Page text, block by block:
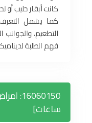
كانت أبقار حليب أو
كما يشمل التعرف
التطعيم، والجوانب
فهم الطلبة
ساعات]